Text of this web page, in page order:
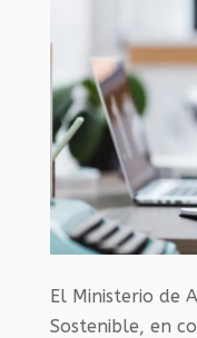
El Ministerio de
Sostenible, en